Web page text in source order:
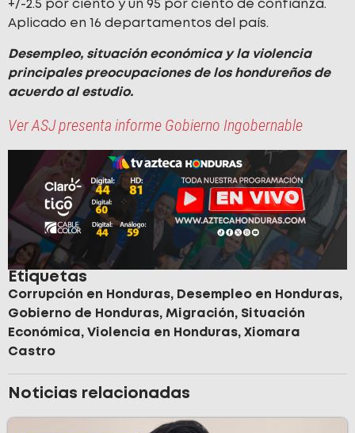
+/-2.5 por ciento y un 95 por ciento de confianza.
Aplicado en 16 departamentos del país.
Desempleo, situación económica y la violencia
principales preocupaciones de los hondureños de
acuerdo al estudio.
Ver ASJ presenta informe Gobierno Ingobernable
Etiquetas
Corrupción en Honduras, Desempleo en Honduras,
Gobierno de Honduras, Migración, Situación
Económica, Violencia en Honduras, Xiomara
Castro
Noticias relacionadas